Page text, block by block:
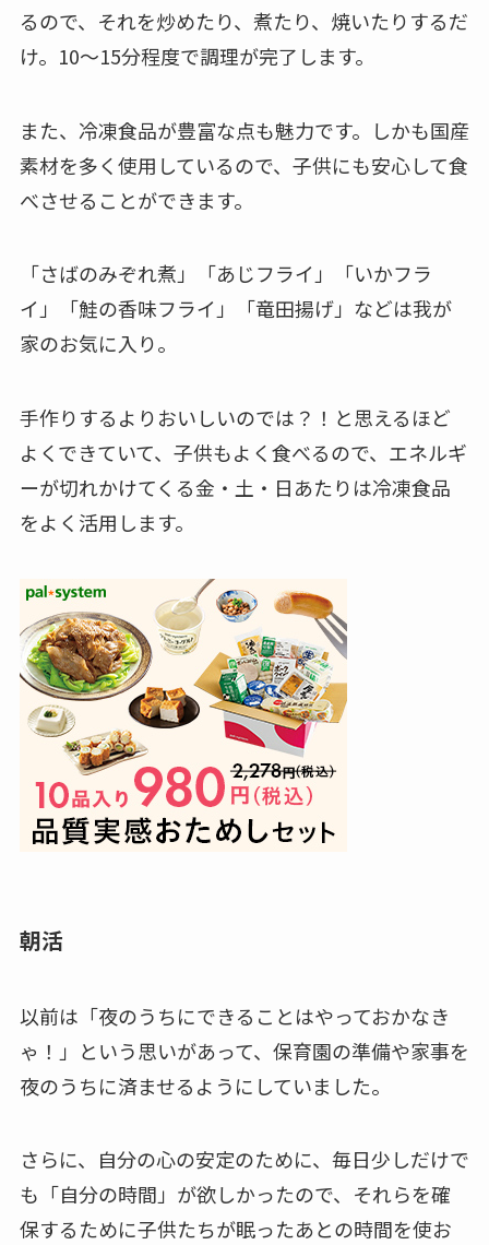
るので、それを炒めたり、煮たり、焼いたりするだ
け。10～15分程度で調理が完了します。
また、冷凍食品が豊富な点も魅力です。しかも国産
素材を多く使用しているので、子供にも安心して食
べさせることができます。
「さばのみぞれ煮」「あじフライ」「いかフラ
イ」「鮭の香味フライ」「竜田揚げ」などは我が
家のお気に入り。
手作りするよりおいしいのでは？！と思えるほど
よくできていて、子供もよく食べるので、エネルギ
ーが切れかけてくる金・土・日あたりは冷凍食品
をよく活用します。
朝活
以前は「夜のうちにできることはやっておかなき
ゃ！」という思いがあって、保育園の準備や家事を
夜のうちに済ませるようにしていました。
さらに、自分の心の安定のために、毎日少しだけで
も「自分の時間」が欲しかったので、それらを確
保するために子供たちが眠ったあとの時間を使お